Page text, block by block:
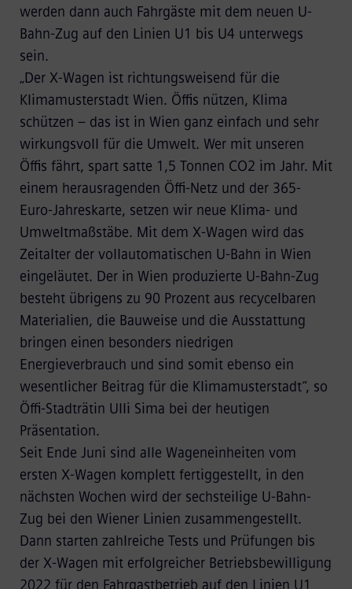
werden dann auch Fahrgäste mit dem neuen U-
Bahn-Zug auf den Linien U1 bis U4 unterwegs
sein.
„Der X-Wagen ist richtungsweisend für die
Klimamusterstadt Wien. Öffis nützen, Klima
schützen – das ist in Wien ganz einfach und sehr
wirkungsvoll für die Umwelt. Wer mit unseren
Öffis fährt, spart satte 1,5 Tonnen CO2 im Jahr. Mit
einem herausragenden Öffi-Netz und der 365-
Euro-Jahreskarte, setzen wir neue Klima- und
Umweltmaßstäbe. Mit dem X-Wagen wird das
Zeitalter der vollautomatischen U-Bahn in Wien
eingeläutet. Der in Wien produzierte U-Bahn-Zug
besteht übrigens zu 90 Prozent aus recycelbaren
Materialien, die Bauweise und die Ausstattung
bringen einen besonders niedrigen
Energieverbrauch und sind somit ebenso ein
wesentlicher Beitrag für die Klimamusterstadt“, so
Öffi-Stadträtin Ulli Sima bei der heutigen
Präsentation.
Seit Ende Juni sind alle Wageneinheiten vom
ersten X-Wagen komplett fertiggestellt, in den
nächsten Wochen wird der sechsteilige U-Bahn-
Zug bei den Wiener Linien zusammengestellt.
Dann starten zahlreiche Tests und Prüfungen bis
der X-Wagen mit erfolgreicher Betriebsbewilligung
2022 für den Fahrgastbetrieb auf den Linien U1